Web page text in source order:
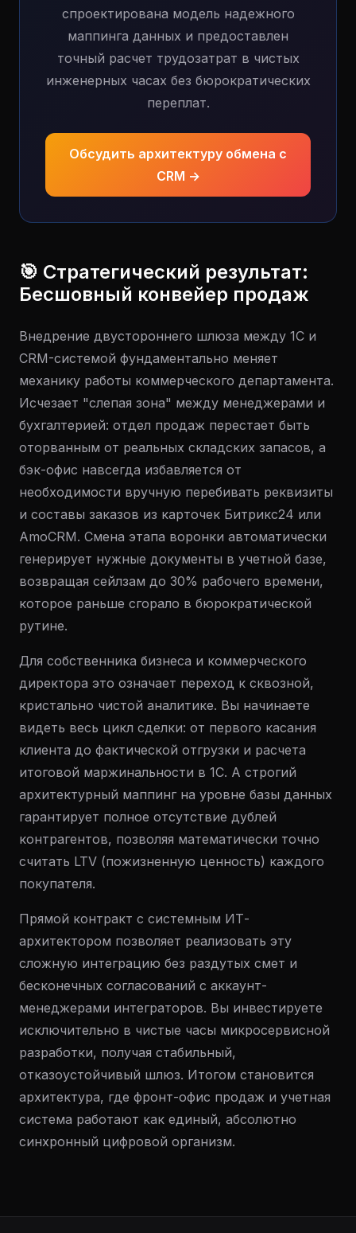
спроектирована модель надежного
маппинга данных и предоставлен
точный расчет трудозатрат в чистых
инженерных часах без бюрократических
переплат.
Обсудить архитектуру обмена с
CRM →
🎯 Стратегический результат:
Бесшовный конвейер продаж
Внедрение двустороннего шлюза между 1С и
CRM-системой фундаментально меняет
механику работы коммерческого департамента.
Исчезает "слепая зона" между менеджерами и
бухгалтерией: отдел продаж перестает быть
оторванным от реальных складских запасов, а
бэк-офис навсегда избавляется от
необходимости вручную перебивать реквизиты
и составы заказов из карточек Битрикс24 или
AmoCRM. Смена этапа воронки автоматически
генерирует нужные документы в учетной базе,
возвращая сейлзам до 30% рабочего времени,
которое раньше сгорало в бюрократической
рутине.
Для собственника бизнеса и коммерческого
директора это означает переход к сквозной,
кристально чистой аналитике. Вы начинаете
видеть весь цикл сделки: от первого касания
клиента до фактической отгрузки и расчета
итоговой маржинальности в 1С. А строгий
архитектурный маппинг на уровне базы данных
гарантирует полное отсутствие дублей
контрагентов, позволяя математически точно
считать LTV (пожизненную ценность) каждого
покупателя.
Прямой контракт с системным ИТ-
архитектором позволяет реализовать эту
сложную интеграцию без раздутых смет и
бесконечных согласований с аккаунт-
менеджерами интеграторов. Вы инвестируете
исключительно в чистые часы микросервисной
разработки, получая стабильный,
отказоустойчивый шлюз. Итогом становится
архитектура, где фронт-офис продаж и учетная
система работают как единый, абсолютно
синхронный цифровой организм.